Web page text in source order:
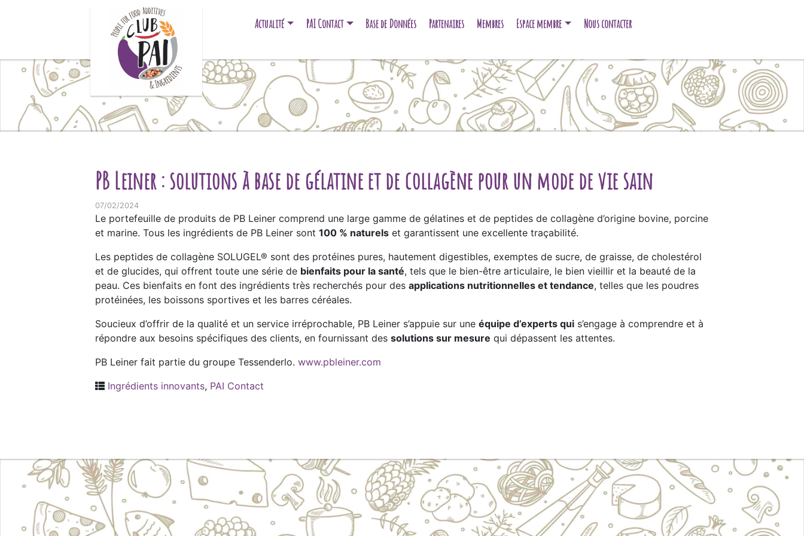
Actualité PAI Contact Base de Données Partenaires Membres Espace membre Nous contacter
PB Leiner : solutions à base de gélatine et de collagène pour un mode de vie sain
07/02/2024
Le portefeuille de produits de PB Leiner comprend une large gamme de gélatines et de peptides de collagène d’origine bovine, porcine
et marine. Tous les ingrédients de PB Leiner sont 100 % naturels et garantissent une excellente traçabilité.
Les peptides de collagène SOLUGEL® sont des protéines pures, hautement digestibles, exemptes de sucre, de graisse, de cholestérol
et de glucides, qui offrent toute une série de bienfaits pour la santé, tels que le bien-être articulaire, le bien vieillir et la beauté de la
peau. Ces bienfaits en font des ingrédients très recherchés pour des applications nutritionnelles et tendance, telles que les poudres
protéinées, les boissons sportives et les barres céréales.
Soucieux d’offrir de la qualité et un service irréprochable, PB Leiner s’appuie sur une équipe d’experts qui s’engage à comprendre et à
répondre aux besoins spécifiques des clients, en fournissant des solutions sur mesure qui dépassent les attentes.
PB Leiner fait partie du groupe Tessenderlo. www.pbleiner.com
Ingrédients innovants, PAI Contact